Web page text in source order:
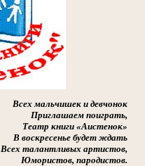
Всех мальчишек и девчонок
Приглашаем поиграть,
Театр книги «Аистенок»
В воскресенье будет ждать
Всех талантливых артистов,
Юмористов, пародистов.